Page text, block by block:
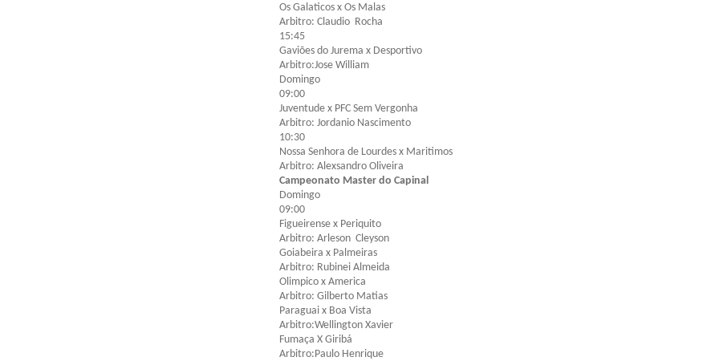
Os Galaticos x Os Malas
Arbitro: Claudio Rocha
15:45
Gaviões do Jurema x Desportivo
Arbitro:Jose William
Domingo
09:00
Juventude x PFC Sem Vergonha
Arbitro: Jordanio Nascimento
10:30
Nossa Senhora de Lourdes x Maritimos
Arbitro: Alexsandro Oliveira
Campeonato Master do Capinal
Domingo
09:00
Figueirense x Periquito
Arbitro: Arleson Cleyson
Goiabeira x Palmeiras
Arbitro: Rubinei Almeida
Olimpico x America
Arbitro: Gilberto Matias
Paraguai x Boa Vista
Arbitro:Wellington Xavier
Fumaça X Giribá
Arbitro:Paulo Henrique